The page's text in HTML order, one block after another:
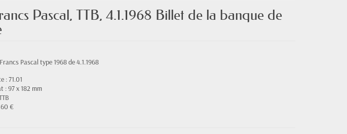
Pascal, TTB, 4.1.1968 Billet de la banque de
Pascal type 1968 de 4.1.1968
: 71.01
: 97 x 182 mm
€